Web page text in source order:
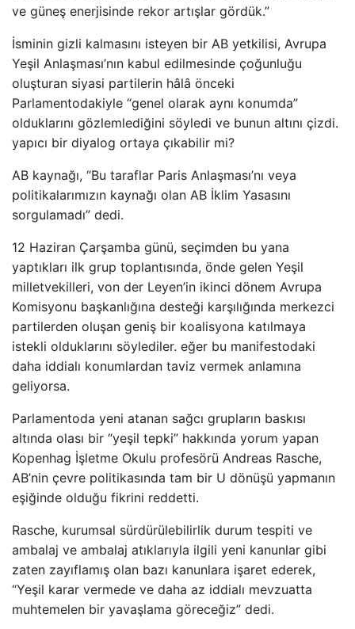
ve güneş enerjisinde rekor artışlar gördük.”
İsminin gizli kalmasını isteyen bir AB yetkilisi, Avrupa
Yeşil Anlaşması’nın kabul edilmesinde çoğunluğu
oluşturan siyasi partilerin hâlâ önceki
Parlamentodakiyle “genel olarak aynı konumda”
olduklarını gözlemlediğini söyledi ve bunun altını çizdi.
yapıcı bir diyalog ortaya çıkabilir mi?
AB kaynağı, “Bu taraflar Paris Anlaşması’nı veya
politikalarımızın kaynağı olan AB İklim Yasasını
sorgulamadı” dedi.
12 Haziran Çarşamba günü, seçimden bu yana
yaptıkları ilk grup toplantısında, önde gelen Yeşil
milletvekilleri, von der Leyen’in ikinci dönem Avrupa
Komisyonu başkanlığına desteği karşılığında merkezci
partilerden oluşan geniş bir koalisyona katılmaya
istekli olduklarını söylediler. eğer bu manifestodaki
daha iddialı konumlardan taviz vermek anlamına
geliyorsa.
Parlamentoda yeni atanan sağcı grupların baskısı
altında olası bir “yeşil tepki” hakkında yorum yapan
Kopenhag İşletme Okulu profesörü Andreas Rasche,
AB’nin çevre politikasında tam bir U dönüşü yapmanın
eşiğinde olduğu fikrini reddetti.
Rasche, kurumsal sürdürülebilirlik durum tespiti ve
ambalaj ve ambalaj atıklarıyla ilgili yeni kanunlar gibi
zaten zayıflamış olan bazı kanunlara işaret ederek,
“Yeşil karar vermede ve daha az iddialı mevzuatta
muhtemelen bir yavaşlama göreceğiz” dedi.